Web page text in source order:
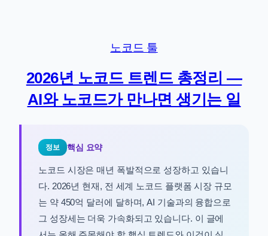
노코드 툴
2026년 노코드 트렌드 총정리 —
AI와 노코드가 만나면 생기는 일
정보 핵심 요약
노코드 시장은 매년 폭발적으로 성장하고 있습니
다. 2026년 현재, 전 세계 노코드 플랫폼 시장 규모
는 약 450억 달러에 달하며, AI 기술과의 융합으로
그 성장세는 더욱 가속화되고 있습니다. 이 글에